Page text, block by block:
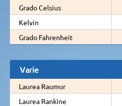
Grado Celsius
Kelvin
Grado Fahrenheit
Varie
Laurea Raumur
Laurea Rankine